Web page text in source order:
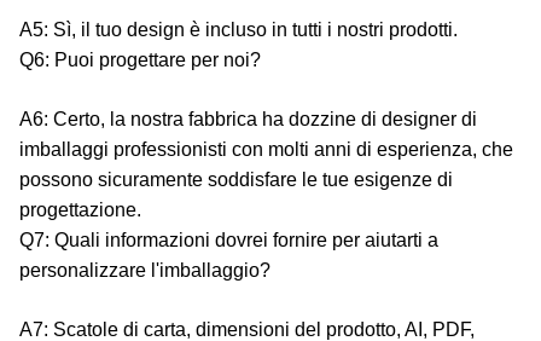
A5: Sì, il tuo design è incluso in tutti i nostri prodotti.
Q6: Puoi progettare per noi?
A6: Certo, la nostra fabbrica ha dozzine di designer di
imballaggi professionisti con molti anni di esperienza, che
possono sicuramente soddisfare le tue esigenze di
progettazione.
Q7: Quali informazioni dovrei fornire per aiutarti a
personalizzare l'imballaggio?
A7: Scatole di carta, dimensioni del prodotto, AI, PDF,